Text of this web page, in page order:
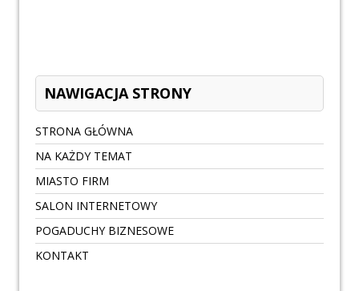
NAWIGACJA STRONY
STRONA GŁÓWNA
NA KAŻDY TEMAT
MIASTO FIRM
SALON INTERNETOWY
POGADUCHY BIZNESOWE
KONTAKT